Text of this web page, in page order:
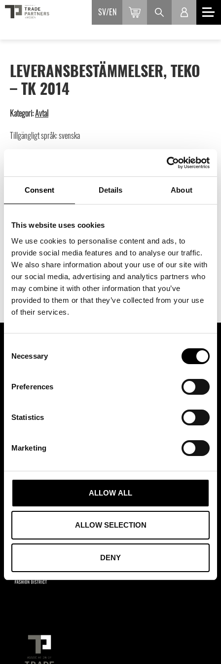
Consent Details About
This website uses cookies
We use cookies to personalise content and ads, to
provide social media features and to analyse our traffic.
We also share information about your use of our site with
our social media, advertising and analytics partners who
may combine it with other information that you’ve
provided to them or that they’ve collected from your use
of their services.
Selection
Necessary
Preferences
Statistics
Marketing
ALLOW ALL
ALLOW SELECTION
DENY
SV EN
LEVERANSBESTÄMMELSER, TEKO
– TK 2014
Kategori:Avtal
Tillgängligt språk: svenska
OBS Logga in för att ta del av kostnadsfria och rabatterade
Inte medlem än?Läs mer och ansök här
550krinkl. moms
LÄGG I VARUKORG
ASSOCIATION OF TRADE PARTNERS SWEDEN
+46 (0)8 411 00 22
MEDLEMSKAP